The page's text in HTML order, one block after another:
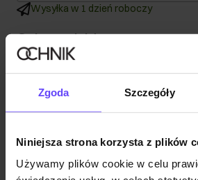
Zgoda Szczegóły
Niniejsza strona korzysta z plików
Używamy plików cookie w celu
Wysyłka w 1 dzień roboczy
Opis produktu
Opinie